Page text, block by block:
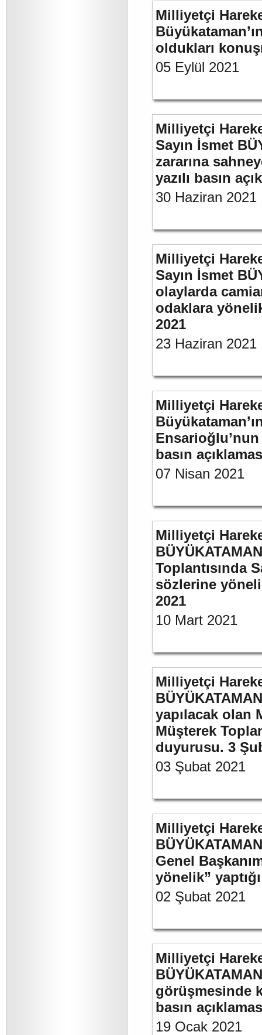
Milliyetçi
oldukları
05 Eylül 2021
Milliyetçi
Sayın İsmet
zararına
yazılı basın
30 Haziran 2021
Milliyetçi
Sayın İsmet
olaylarda
odaklara
2021
23 Haziran 2021
Milliyetçi
Ensarioğlu’nun
basın
07 Nisan 2021
Milliyetçi
Toplantısında
sözlerine
2021
10 Mart 2021
Milliyetçi
yapılacak olan
Müşterek
duyurusu. 3
03 Şubat 2021
Milliyetçi
Genel
yönelik”
02 Şubat 2021
Milliyetçi
görüşmesinde
basın
19 Ocak 2021